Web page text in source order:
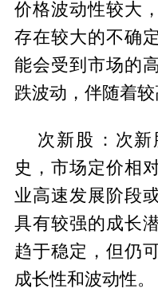
价格波动性较大
存在较大的不确
能会受到市场的
跌波动，伴随着较
次新股‌：次
史，市场定价相
业高速发展阶段
具有较强的成长
趋于稳定，但仍
成长性和波动性。